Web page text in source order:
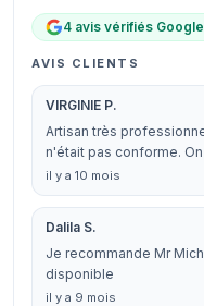
4 avis vérifiés Google
AVIS CLIENTS
VIRGINIE P.
Artisan très
n'était pas conforme.
il y a 10 mois
Dalila S.
Je recommande Mr
disponible
il y a 9 mois